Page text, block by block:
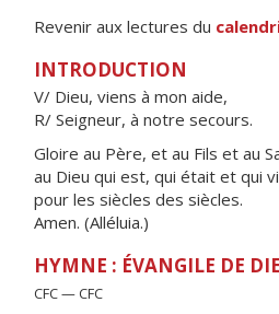
Revenir aux lectures du
INTRODUCTION
V/ Dieu, viens à mon aide,
R/ Seigneur, à notre secours.
Gloire au Père, et au Fils et au
au Dieu qui est, qui était et qui
pour les siècles des siècles.
Amen. (Alléluia.)
HYMNE : ÉVANGILE DE
CFC — CFC